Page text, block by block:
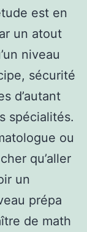
est en
un atout
niveau
sécurité
d’autant
spécialités.
ou
qu’aller
un
prépa
de math